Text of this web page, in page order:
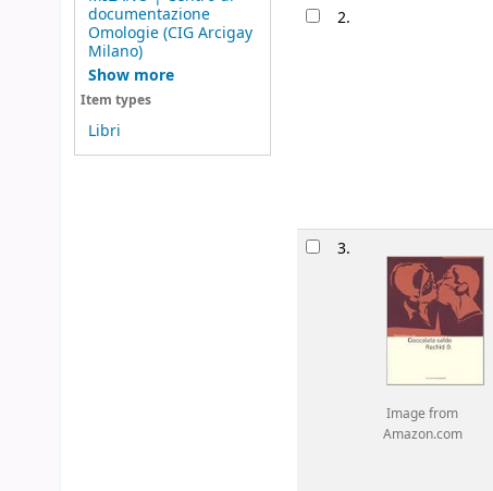
documentazione
Omologie (CIG Arcigay
Milano)
Show more
Item types
Libri
2.
3.
Image from
Amazon.com